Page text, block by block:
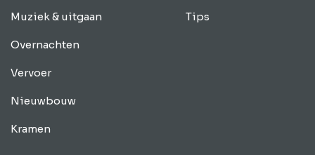
Muziek & uitgaan
Overnachten
Vervoer
Nieuwbouw
Kramen
Tips